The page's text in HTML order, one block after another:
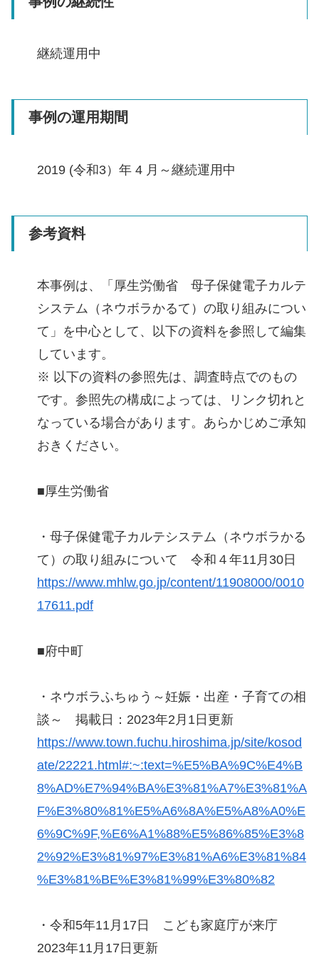
継続運用中
事例の運用期間
2019 (令和3）年 4 月～継続運用中
参考資料
本事例は、「厚生労働省 母子保健電子カルテ
システム（ネウボラかるて）の取り組みについ
て」を中心として、以下の資料を参照して編集
しています。
※ 以下の資料の参照先は、調査時点でのもの
です。参照先の構成によっては、リンク切れと
なっている場合があります。あらかじめご承知
おきください。
■厚生労働省
・母子保健電子カルテシステム（ネウボラかる
て）の取り組みについて 令和４年11月30日
https://www.mhlw.go.jp/content/11908000/0010
17611.pdf
■府中町
・ネウボラふちゅう～妊娠・出産・子育ての相
談～ 掲載日：2023年2月1日更新
https://www.town.fuchu.hiroshima.jp/site/kosod
ate/22221.html#:~:text=%E5%BA%9C%E4%B
8%AD%E7%94%BA%E3%81%A7%E3%81%A
F%E3%80%81%E5%A6%8A%E5%A8%A0%E
6%9C%9F,%E6%A1%88%E5%86%85%E3%8
2%92%E3%81%97%E3%81%A6%E3%81%84
%E3%81%BE%E3%81%99%E3%80%82
・令和5年11月17日 こども家庭庁が来庁
2023年11月17日更新